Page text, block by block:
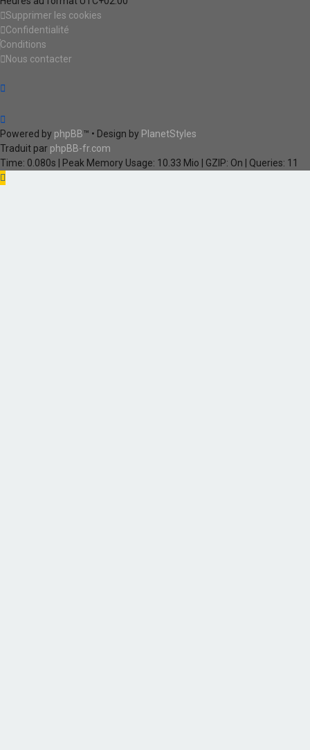
Supprimer les cookies
Confidentialité
Conditions
Nous contacter
Powered by phpBB™ • Design by PlanetStyles
Traduit par phpBB-fr.com
Time: 0.080s | Peak Memory Usage: 10.33 Mio | GZIP: On | Queries: 11